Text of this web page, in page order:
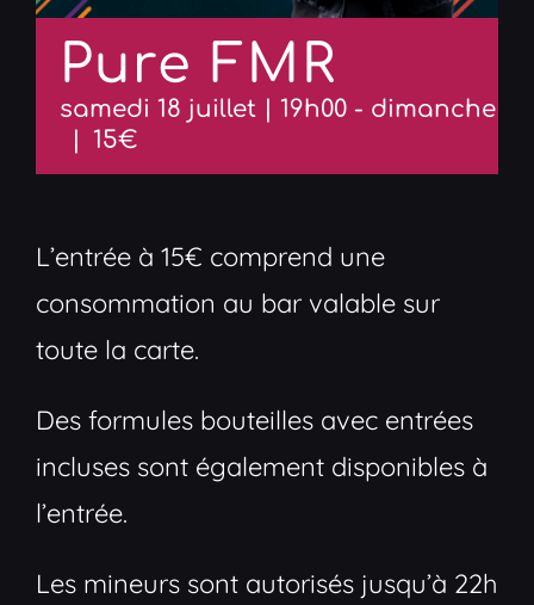
Pure FMR
samedi 18 juillet | 19h00 - dimanche
15€
L’entrée à 15€ comprend une
consommation au bar valable sur
toute la carte.
Des formules bouteilles avec entrées
incluses sont également disponibles à
l’entrée.
Les mineurs sont autorisés jusqu’à 22h